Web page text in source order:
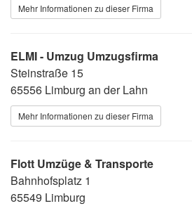
Mehr Informationen zu dieser Firma
ELMI - Umzug Umzugsfirma
Steinstraße 15
65556 Limburg an der Lahn
Mehr Informationen zu dieser Firma
Flott Umzüge & Transporte
Bahnhofsplatz 1
65549 Limburg